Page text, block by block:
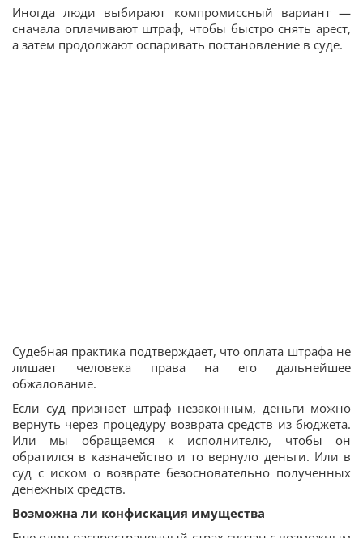
Иногда люди выбирают компромиссный вариант —
сначала оплачивают штраф, чтобы быстро снять арест,
а затем продолжают оспаривать постановление в суде.
Судебная практика подтверждает, что оплата штрафа не
лишает человека права на его дальнейшее
обжалование.
Если суд признает штраф незаконным, деньги можно
вернуть через процедуру возврата средств из бюджета.
Или мы обращаемся к исполнителю, чтобы он
обратился в казначейство и то вернуло деньги. Или в
суд с иском о возврате безосновательно полученных
денежных средств.
Возможна ли конфискация имущества